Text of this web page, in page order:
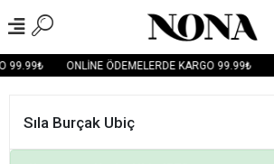
99.99₺ ONLİNE ÖDEMELERDE KARGO 99.99₺
Sıla Burçak Ubiç